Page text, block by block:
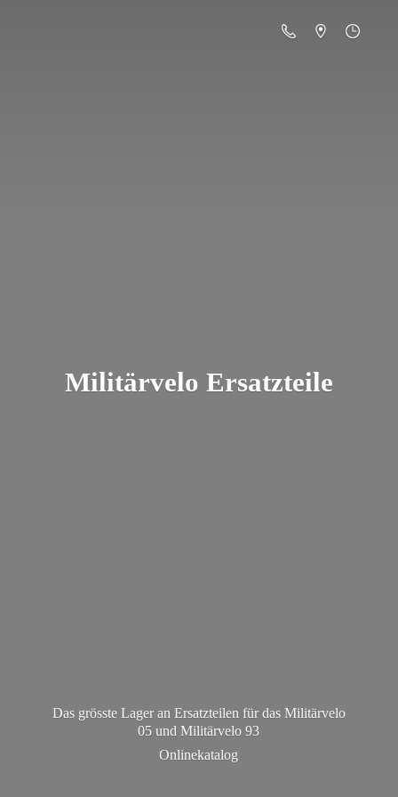
Militärvelo Ersatzteile
Das grösste Lager an Ersatzteilen für das Militärvelo
05 und Militärvelo 93
Onlinekatalog